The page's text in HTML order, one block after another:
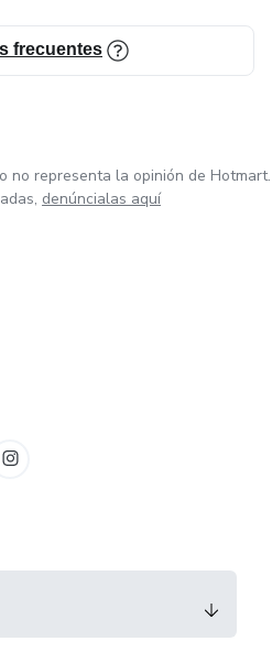
frecuentes
no representa la opinión de Hotmart.
denúncialas aquí